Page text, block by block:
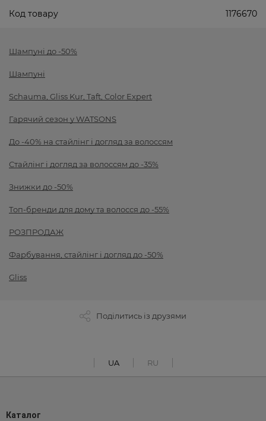
Код товару 1176670
Шампуні до -50%
Шампуні
Schauma, Gliss Kur, Taft, Color Expert
Гарячий сезон у WATSONS
До -40% на стайлінг і догляд за волоссям
Стайлінг і догляд за волоссям до -35%
Знижки до -50%
Топ-бренди для дому та волосся до -55%
РОЗПРОДАЖ
Фарбування, стайлінг і догляд до -50%
Gliss
Поділитись із друзями
UA RU
Каталог